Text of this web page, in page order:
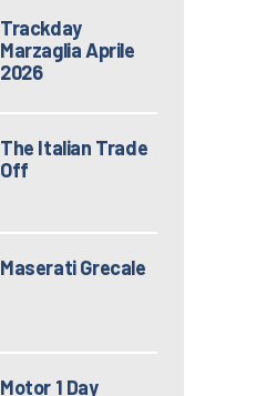
Trackday
Marzaglia Aprile
2026
The Italian Trade
Off
Maserati Grecale
Motor 1 Day